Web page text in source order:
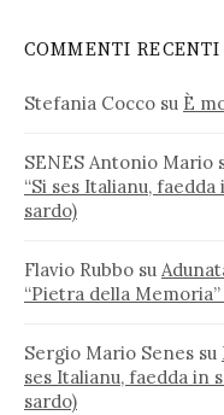
COMMENTI RECENTI
Stefania Cocco su È
SENES Antonio Mario
“Si ses Italianu,
sardo)
Flavio Rubbo su
“Pietra della
Sergio Mario Senes su
ses Italianu, faedda in
sardo)